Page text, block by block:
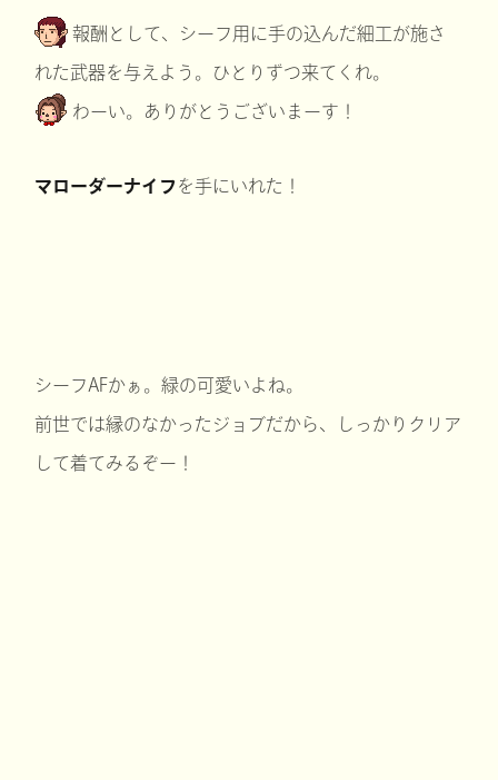
報酬として、シーフ用に手の込んだ細工が施さ
れた武器を与えよう。ひとりずつ来てくれ。
わーい。ありがとうございまーす！
マローダーナイフを手にいれた！
シーフAFかぁ。緑の可愛いよね。
前世では縁のなかったジョブだから、しっかりクリア
して着てみるぞー！